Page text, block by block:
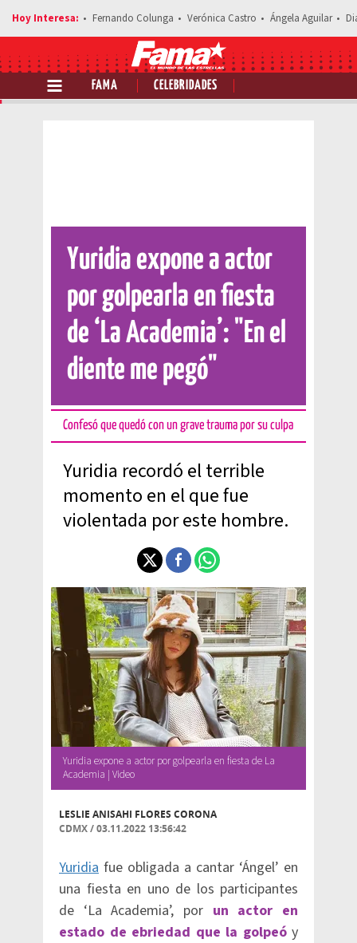
Fernando Colunga Verónica Castro Ángela Aguilar
FAMA CELEBRIDADES
Comparte esta noticia
Yuridia expone a actor
por golpearla en fiesta
de ‘La Academia’: "En el
diente me pegó"
Confesó que quedó con un grave trauma por su culpa
Yuridia recordó el terrible
momento en el que fue
violentada por este hombre.
Yuridia expone a actor por golpearla en fiesta de La
Academia | Video
LESLIE ANISAHI FLORES CORONA
CDMX/03.11.2022 13:56:42
Yuridia fue obligada a cantar ‘Ángel’ en
una fiesta en uno de los participantes
de ‘La Academia’, por un actor en
estado de ebriedad que la golpeó y